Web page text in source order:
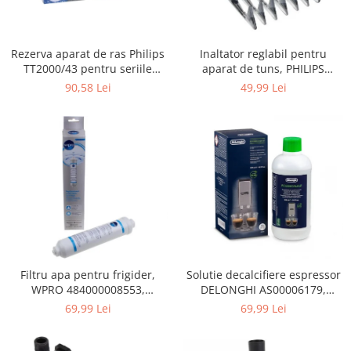
Gaming, Carti & Birotica
Console, Jocuri & Accesorii
Ingrijire personala & Cosmetice
Accesorii aparate hair styling
Aparate & Accesorii ingrijire
personala
Aparate cosmetice
Articole Sanatate si Wellness
Consumabile sanitare
Cosmetice si produse ingrijire
personala
Igiena dentara
Jucarii, Copii & Bebe
Camera copilului
Hrana bebelusi
Rezerva aparat de ras Philips
TT2000/43 pentru seriile
Bodygroom 3000/5000/7000 si
90,58 Lei
Inaltator reglabil pentru
aparat de tuns, PHILIPS
422203633281, 3-15 mm,
49,99 Lei
Filtru apa pentru frigider,
WPRO 484000008553,
compatibil cu Samsung, AEG,
69,99 Lei
Solutie decalcifiere espressor
DELONGHI AS00006179,
DLSC500, 500 ml
69,99 Lei